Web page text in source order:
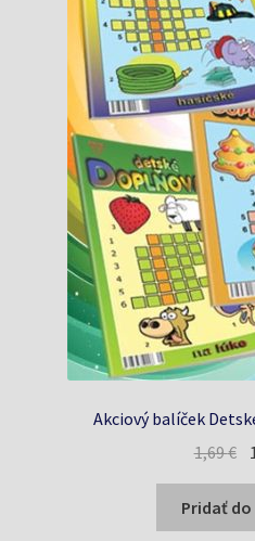
Akciový balíček
1,69€
Pridať